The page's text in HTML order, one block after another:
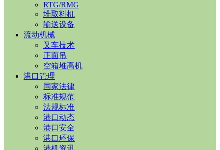
RTG/RMG
堆取料机
输送设备
流动机械
叉车技术
正面吊
空箱堆高机
港口管理
国家法律
标准规范
法规标准
港口动态
港口安全
港口环保
港机资讯